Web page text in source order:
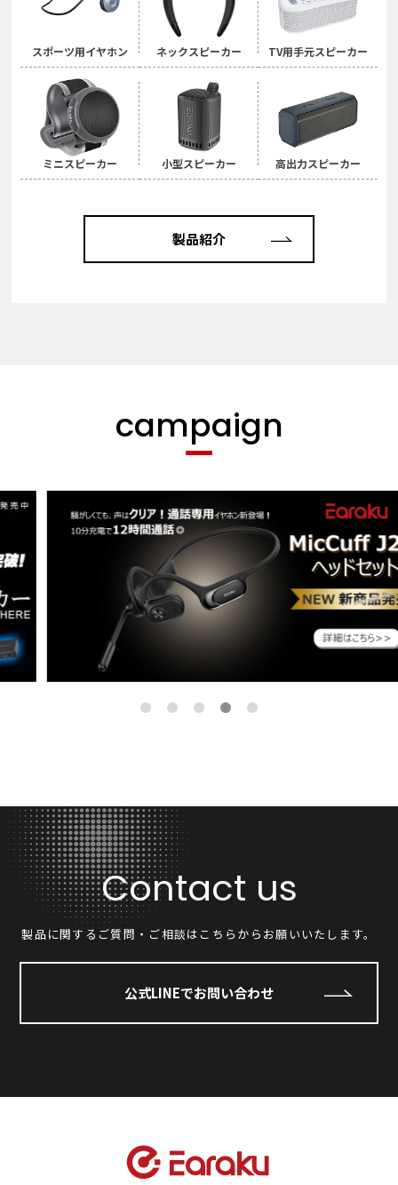
スポーツ用イヤホン ネックスピーカー TV用手元スピーカー
ミニスピーカー 小型スピーカー 高出力スピーカー
製品紹介
campaign
Contact us
製品に関するご質問・ご相談はこちらからお願いいたします。
公式LINEでお問い合わせ